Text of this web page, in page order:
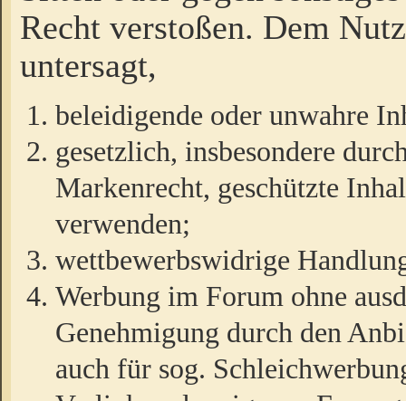
Recht verstoßen. Dem
untersagt,
beleidigende oder unwahre
gesetzlich, insbesondere
Markenrecht, geschützte
verwenden;
wettbewerbswidrige
Werbung im Forum ohne
Genehmigung durch den
auch für sog.